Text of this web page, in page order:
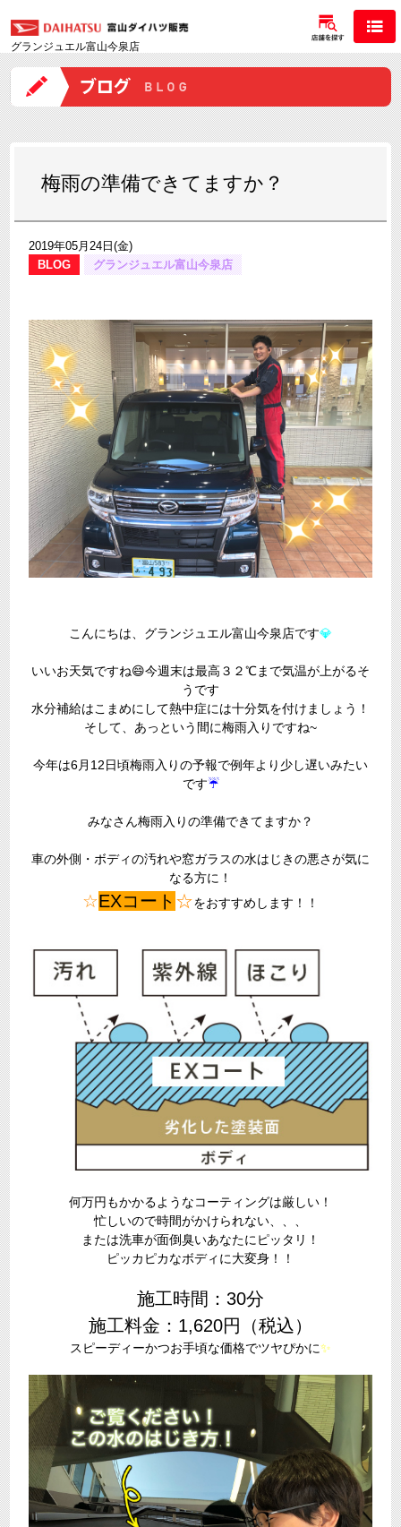
グランジュエル富山今泉店
梅雨の準備できてますか？
2019年05月24日(金)
BLOG
グランジュエル富山今泉店
こんにちは、グランジュエル富山今泉店です💎
いいお天気ですね😄今週末は最高３２℃まで気温が上がるそ
うです
水分補給はこまめにして熱中症には十分気を付けましょう！
そして、あっという間に梅雨入りですね~
今年は6月12日頃梅雨入りの予報で例年より少し遅いみたい
です☔
みなさん梅雨入りの準備できてますか？
車の外側・ボディの汚れや窓ガラスの水はじきの悪さが気に
なる方に！
☆EXコート ☆をおすすめします！！
何万円もかかるようなコーティングは厳しい！
忙しいので時間がかけられない、、、
または洗車が面倒臭いあなたにピッタリ！
ピッカピカなボディに大変身！！
施工時間：30分
施工料金：1,620円（税込）
スピーディーかつお手頃な価格でツヤぴかに✨